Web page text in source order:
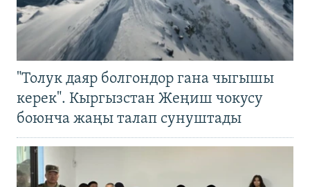
"Толук даяр болгондор гана чыгышы
керек". Кыргызстан Жеңиш чокусу
боюнча жаңы талап сунуштады